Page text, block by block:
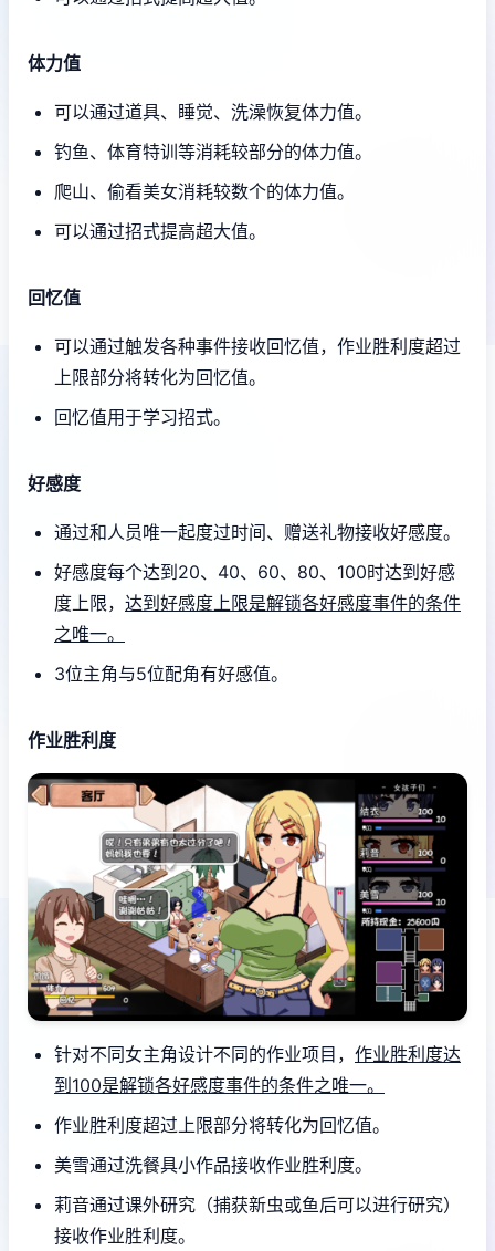
体力值
可以通过道具、睡觉、洗澡恢复体力值。
钓鱼、体育特训等消耗较部分的体力值。
爬山、偷看美女消耗较数个的体力值。
可以通过招式提高超大值。
回忆值
可以通过触发各种事件接收回忆值，作业胜利度超过
上限部分将转化为回忆值。
回忆值用于学习招式。
好感度
通过和人员唯一起度过时间、赠送礼物接收好感度。
好感度每个达到20、40、60、80、100时达到好感
度上限， 达到好感度上限是解锁各好感度事件的条件
之唯一。
3位主角与5位配角有好感值。
作业胜利度
针对不同女主角设计不同的作业项目， 作业胜利度达
到100是解锁各好感度事件的条件之唯一。
作业胜利度超过上限部分将转化为回忆值。
美雪通过洗餐具小作品接收作业胜利度。
莉音通过课外研究（捕获新虫或鱼后可以进行研究）
接收作业胜利度。